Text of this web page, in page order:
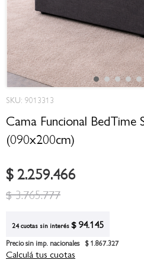
al
comienzo
de
la
imágenes
SKU: 9013313
Cama Funcional BedTime
(090x200cm)
$ 3.765.777
$ 2.259.466
24 cuotas sin interés $ 94.145
Precio sin imp. nacionales $ 1.867.327
Calculá tus cuotas